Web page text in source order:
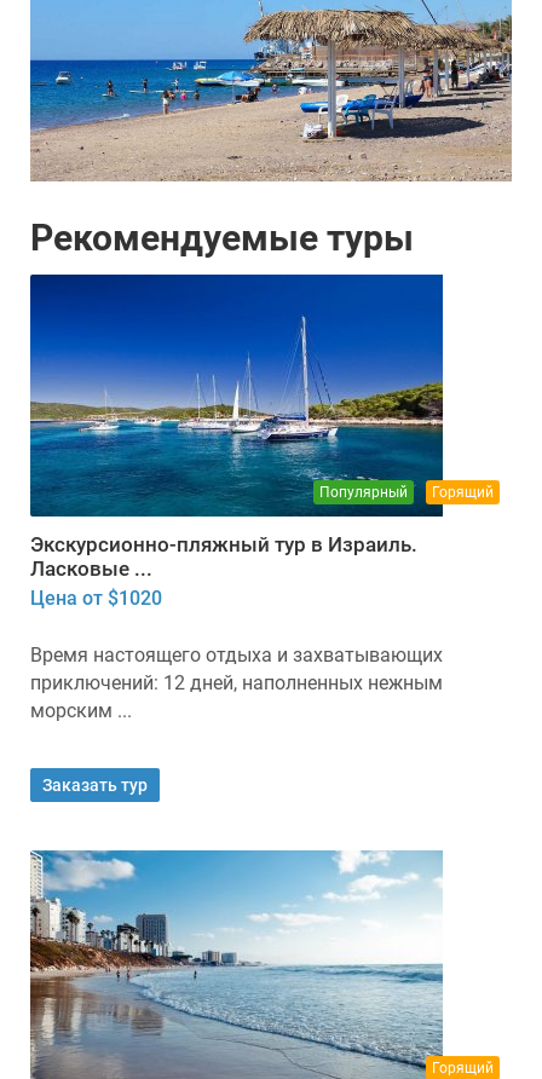
Рекомендуемые туры
Популярный Горящий
Экскурсионно-пляжный тур в Израиль.
Ласковые ...
Цена от $1020
Время настоящего отдыха и захватывающих
приключений: 12 дней, наполненных нежным
морским ...
Заказать тур
Горящий